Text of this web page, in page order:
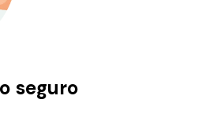
seguro